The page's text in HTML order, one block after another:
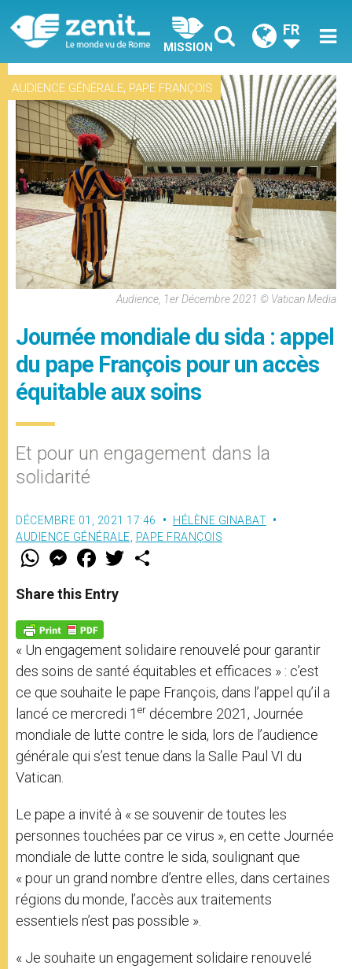
MISSION
FR
AUDIENCE GÉNÉRALE, PAPE FRANÇOIS
Audience, 1er Décembre 2021 © Vatican Media
Journée mondiale du sida : appel
du pape François pour un accès
équitable aux soins
Et pour un engagement dans la
solidarité
DÉCEMBRE 01, 2021 17:46
HÉLÈNE GINABAT
AUDIENCE GÉNÉRALE PAPE FRANÇOIS
W
t
s
p
p
M
e
s
e
g
e
r
F
a
e
b
o
k
w
Share this Entry
« Un engagement solidaire renouvelé pour garantir
des soins de santé équitables et efficaces » : c’est
ce que souhaite le pape François, dans l’appel qu’il a
lancé ce mercredi 1 er décembre 2021, Journée
mondiale de lutte contre le sida, lors de l’audience
générale qui s’est tenue dans la Salle Paul VI du
Vatican.
Le pape a invité à « se souvenir de toutes les
personnes touchées par ce virus », en cette Journée
mondiale de lutte contre le sida, soulignant que
« pour un grand nombre d’entre elles, dans certaines
régions du monde, l’accès aux traitements
essentiels n’est pas possible ».
« Je souhaite un engagement solidaire renouvelé